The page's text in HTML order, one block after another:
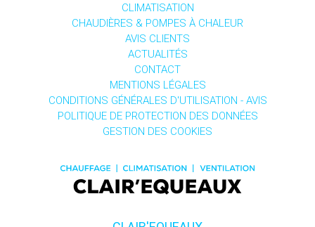
CLIMATISATION
CHAUDIÈRES & POMPES À CHALEUR
AVIS CLIENTS
ACTUALITÉS
CONTACT
MENTIONS LÉGALES
CONDITIONS GÉNÉRALES D'UTILISATION - AVIS
POLITIQUE DE PROTECTION DES DONNÉES
GESTION DES COOKIES